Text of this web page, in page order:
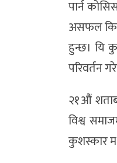
पार्न
असफल
हुन्छ। यि
परिवर्तन
२१औं
विश्व
कुशस्कार